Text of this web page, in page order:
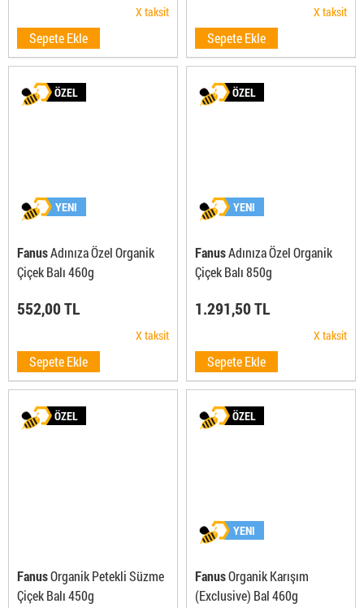
X taksit
Sepete Ekle
X taksit
Sepete Ekle
FanusAdınıza Özel Organik
Çiçek Balı 460g
YENI
ÖZEL
552,00 TL
X taksit
Sepete Ekle
FanusAdınıza Özel Organik
Çiçek Balı 850g
YENI
ÖZEL
1.291,50 TL
X taksit
Sepete Ekle
FanusOrganik Petekli Süzme
Çiçek Balı 450g
ÖZEL
FanusOrganik Karışım
(Exclusive) Bal 460g
YENI
ÖZEL